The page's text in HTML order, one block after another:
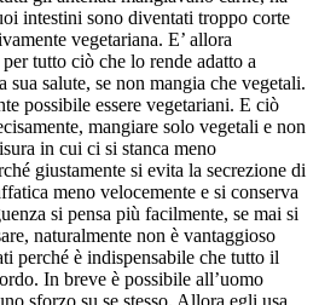
intestini sono diventati troppo corte
vegetariana. E’ allora
tutto ciò che lo rende adatto a
sua salute, se non mangia che vegetali.
possibile essere vegetariani. E ciò
mangiare solo vegetali e non
in cui ci si stanca meno
giustamente si evita la secrezione di
meno velocemente e si conserva
si pensa più facilmente, se mai si
naturalmente non è vantaggioso
perché è indispensabile che tutto il
In breve è possibile all’uomo
sforzo su se stesso. Allora egli usa